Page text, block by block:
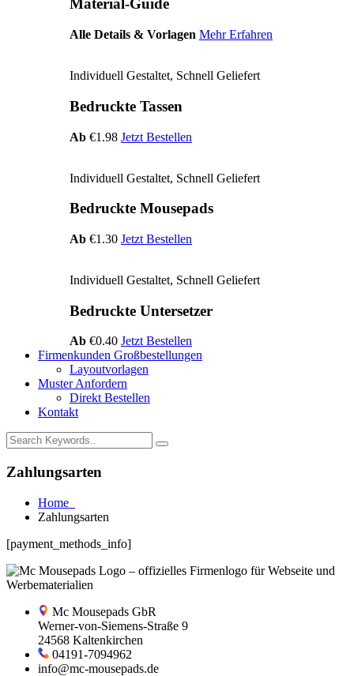
Material-Guide
Alle Details & Vorlagen Mehr Erfahren
Individuell Gestaltet, Schnell Geliefert
Bedruckte Tassen
Ab €1.98 Jetzt Bestellen
Individuell Gestaltet, Schnell Geliefert
Bedruckte Mousepads
Ab €1.30 Jetzt Bestellen
Individuell Gestaltet, Schnell Geliefert
Bedruckte Untersetzer
Ab €0.40 Jetzt Bestellen
Firmenkunden Großbestellungen
Layoutvorlagen
Muster Anfordern
Direkt Bestellen
Kontakt
Zahlungsarten
Home
Zahlungsarten
[payment_methods_info]
Mc Mousepads GbR
Werner-von-Siemens-Straße 9
24568 Kaltenkirchen
04191-7094962
info@mc-mousepads.de